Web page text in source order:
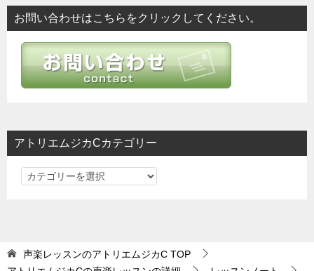
ビ
ゲ
お問い合わせはこちらをクリックしてください。
アトリエムジカCカテゴリー
ア
ジ
声楽レッスンのアトリエムジカC TOP